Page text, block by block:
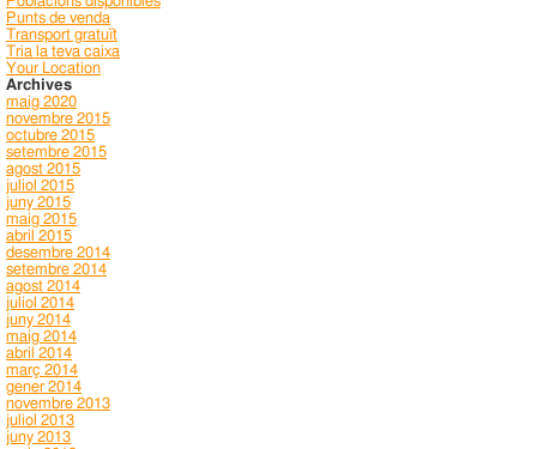
Punts de venda
Transport gratuït
Tria la teva caixa
Your Location
Archives
maig 2020
novembre 2015
octubre 2015
setembre 2015
agost 2015
juliol 2015
juny 2015
maig 2015
abril 2015
desembre 2014
setembre 2014
agost 2014
juliol 2014
juny 2014
maig 2014
abril 2014
març 2014
gener 2014
novembre 2013
juliol 2013
juny 2013